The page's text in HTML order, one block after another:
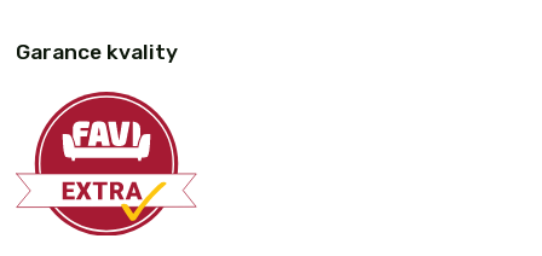
Garance kvality